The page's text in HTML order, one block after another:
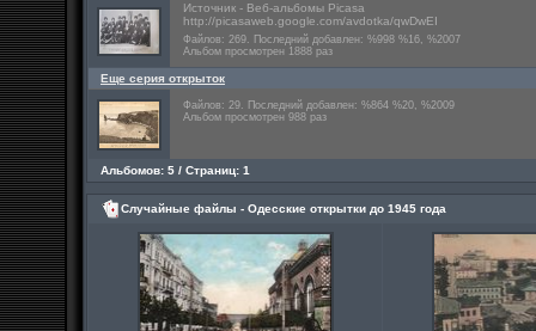
Источник - Веб-альбомы Picasa
http://picasaweb.google.com/avdotka/qwDwEI
Файлов: 269. Последний добавлен: %998 %16, %2007
Альбом просмотрен 1888 раз
Еще серия открыток
Файлов: 29. Последний добавлен: %864 %20, %2009
Альбом просмотрен 988 раз
Альбомов: 5 / Страниц: 1
Случайные файлы - Одесские открытки до 1945 года